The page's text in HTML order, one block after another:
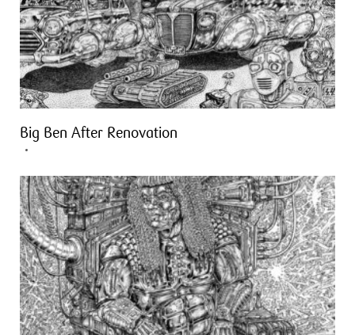
Big Ben After Renovation